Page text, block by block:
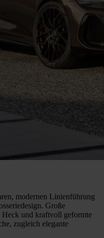
modernen Linienführung
Große
Heck und kraftvoll geformte
zugleich elegante